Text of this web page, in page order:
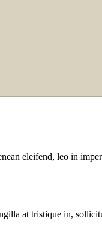
eleifend, leo in
at tristique in,